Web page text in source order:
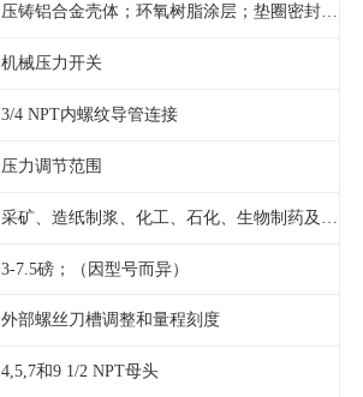
压铸铝合金壳体；环氧树脂涂层；垫圈密封；卡紧螺丝
机械压力开关
3/4 NPT内螺纹导管连接
压力调节范围
3-7.5磅；（因型号而异）
外部螺丝刀槽调整和量程刻度
4,5,7和9 1/2 NPT母头